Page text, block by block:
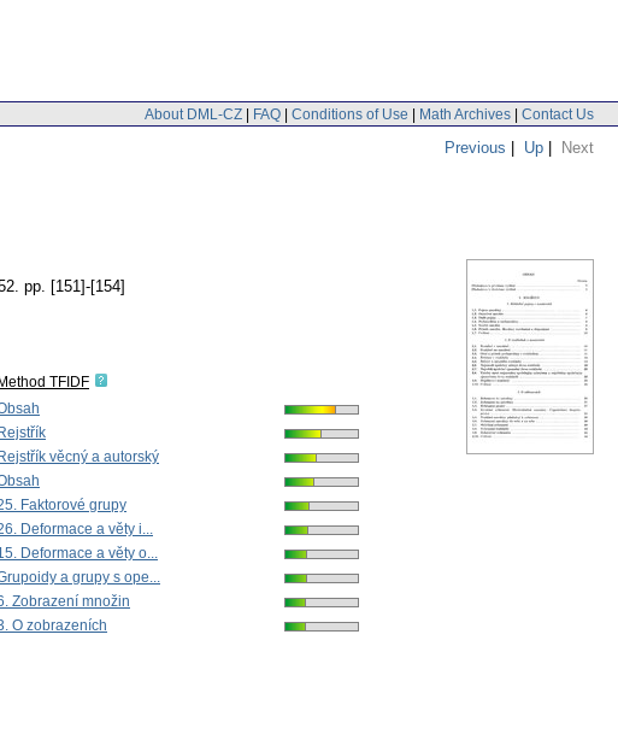
About DML-CZ | FAQ | Conditions of Use | Math Archives | Contact Us
Previous | Up | Next
pp. [151]-[154]
Method TFIDF
Rejstřík
Rejstřík věcný a autorský
Faktorové grupy
Deformace a věty i...
Deformace a věty o...
a grupy s ope...
Zobrazení množin
O zobrazeních